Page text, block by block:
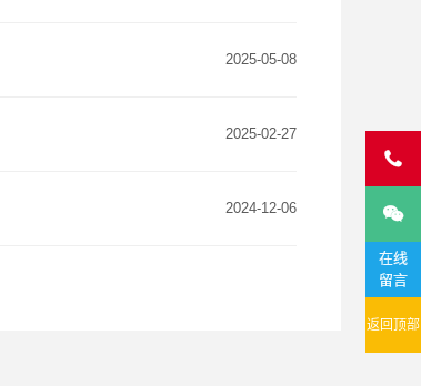
2025-05-08
2025-02-27
2024-12-06


在线
留言
返回顶部